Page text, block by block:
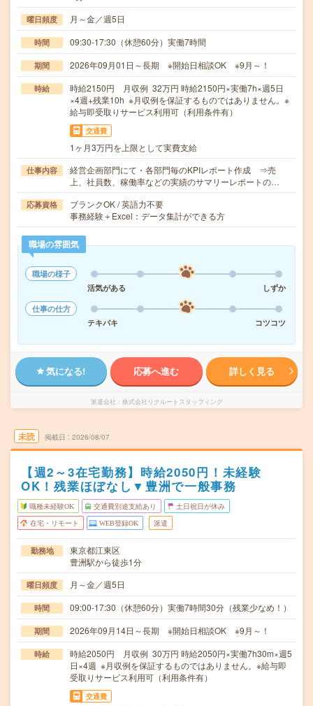
曜日頻度 月～金／週5日
時間 09:30-17:30（休憩60分）実働7時間
期間 2026年09月01日～長期 ※開始日相談OK ※9月～！
時給
時給2150円 月収例 32万円 時給2150円×実働7h×週5日
×4週+残業10h ※月収例を保証するものではありません。※
給与即受取りサービス利用可（利用条件有）
交通費
1ヶ月3万円を上限として実費支給
仕事内容
経営企画部門にて・各部門毎のKPIレポート作成 ⇒売
上、社員数、稼働率などの実績のサマリーレポートの…
応募資格
ブランクOK / 英語力不要
事務経験＋Excel：データ集計ができる方
職場の雰囲気
職場の様子
活気がある
しずか
仕事の仕方
テキパキ
コツコツ
気になる! 応募へ進む 詳しく見る
派遣会社 株式会社リクルートスタッフィング
未読 掲載日 2026/08/07
【週2～3在宅勤務】時給2050円！未経験
OK！残業ほぼなし▼豊洲で一般事務
職種未経験OK 交通費別途支給あり 土日祝日が休み
在宅・リモート WEB登録OK 派遣
勤務地
東京都江東区
豊洲駅から徒歩1分
曜日頻度 月～金／週5日
時間 09:00-17:30（休憩60分）実働7時間30分（残業少なめ！）
期間 2026年09月14日～長期 ※開始日相談OK ※9月～！
時給
時給2050円 月収例 30万円 時給2050円×実働7h30m×週5
日×4週 ※月収例を保証するものではありません。※給与即
受取りサービス利用可（利用条件有）
交通費